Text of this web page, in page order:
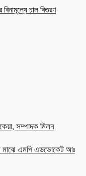
চাল বিতরণ
সম্পাদক মিলন
মাঝে এমপি এডভোকেট আঃ